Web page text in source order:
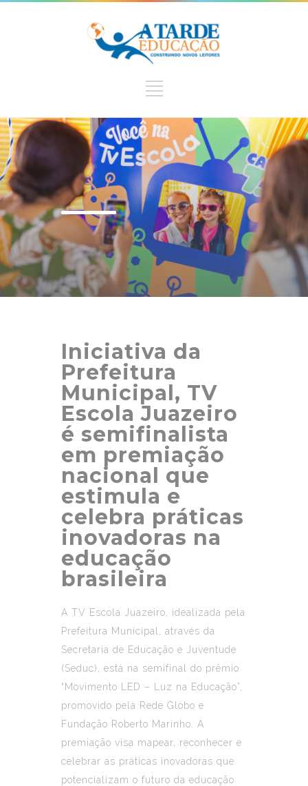
Iniciativa da
Prefeitura
Municipal, TV
Escola Juazeiro
é semifinalista
em premiação
nacional que
estimula e
celebra práticas
inovadoras na
educação
brasileira
A TV Escola
Juazeiro, idealizada pela
Prefeitura Municipal, através da
Secretaria de Educação e Juventude
(Seduc), está na semifinal do prêmio
“Movimento LED – Luz na Educação”,
promovido pela Rede Globo e
Fundação Roberto Marinho. A
premiação visa mapear, reconhecer e
celebrar as práticas inovadoras que
potencializam o futuro da educação